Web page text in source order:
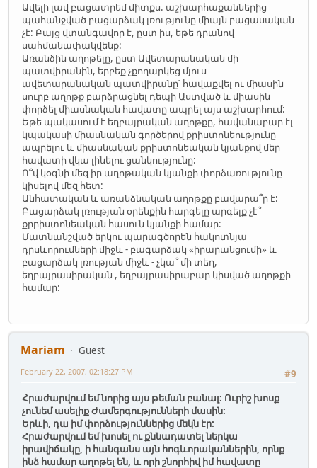
Ավելի լավ բացատրեմ միտքս. աշխարհաքաններից
պահանջված բացարձակ լռությունը միայն բացասական
չէ: Բայց վտանգավոր է, ըստ իս, եթե դրանով
սահմանափակվենք:
Առանձին աղոթելը, ըստ Ավետարանական մի
պատվիրանին, երբեք չքողարկեց մյուս
ավետարանական պատվիրանը՝ հավաքվել ու միասին
սուրբ աղոթք բարձրացնել դեպի Աստված և միասին
փորձել միասնական հավատը ապրել այս աշխարհում:
Եթե պակասում է եղբայրական աղոթքը, հավանաբար էլ
կպակասի միասնական գործերով քրիստոնեությունը
ապրելու և միասնական քրիստոնեական կյանքով մեր
հավատի վկա լինելու ցանկությունը:
Ո՞վ կօգնի մեզ իր աղոթական կյանքի փորձառությունը
կիսելով մեզ հետ:
Անհատական և առանձնական աղոթքը բավարա՞ր է:
Բացարձակ լռության օրենքին հարգելը արգելք չէ՞
քրրիստոնեական հասուն կյանքի համար:
Մատնանշված երկու պարագծորեն հակոտնյա
դրսևորումների միջև - բագարձակ «իրարանցումի» և
բացարձակ լռության միջև - չկա՞ մի տեղ,
եղբայրասիրական , եղբայրասիրաբար կիսված աղոթքի
համար:
Mariam
Guest
#9
February 22, 2007, 02:18:27 PM
Հրաժարվում եմ նորից այս թեման բանալ: Ուրիշ խոսք
չունեմ ասելիք Ժամերգությունների մասին:
Երևի, դա իմ փորձություններից մեկն էր:
Հրաժարվում եմ խոսել ու քննադատել ներկա
իրավիճակը, ի հանգանս այն հոգևորականներին, որնք
ինձ համար աղոթել են, և որի շնորհիվ իմ հավատը